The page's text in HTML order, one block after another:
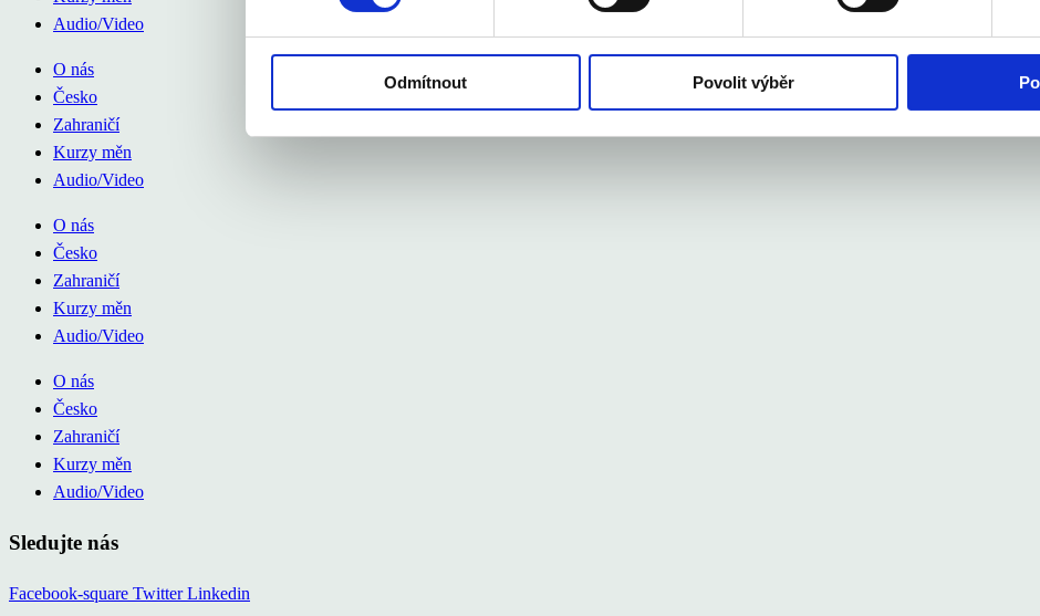
Odmítnout Povolit výběr
Audio/Video
O nás
Česko
Zahraničí
Kurzy měn
Audio/Video
O nás
Česko
Zahraničí
Kurzy měn
Audio/Video
O nás
Česko
Zahraničí
Kurzy měn
Audio/Video
Sledujte nás
Facebook-square Twitter Linkedin